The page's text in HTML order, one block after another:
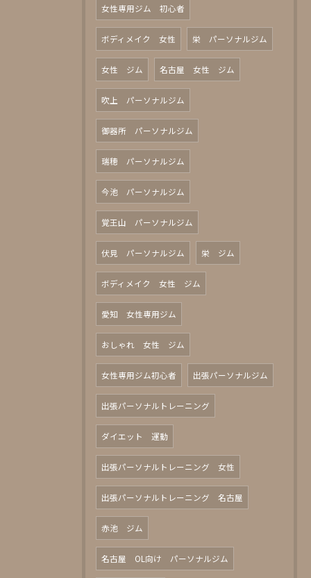
女性専用ジム 初心者
ボディメイク 女性 栄 パーソナルジム
女性 ジム 名古屋 女性 ジム
吹上 パーソナルジム
御器所 パーソナルジム
瑞穂 パーソナルジム
今池 パーソナルジム
覚王山 パーソナルジム
伏見 パーソナルジム 栄 ジム
ボディメイク 女性 ジム
愛知 女性専用ジム
おしゃれ 女性 ジム
女性専用ジム初心者 出張パーソナルジム
出張パーソナルトレーニング
ダイエット 運動
出張パーソナルトレーニング 女性
出張パーソナルトレーニング 名古屋
赤池 ジム
名古屋 OL向け パーソナルジム